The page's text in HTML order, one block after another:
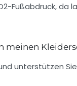
Fußabdruck,
meinen
unterstützen